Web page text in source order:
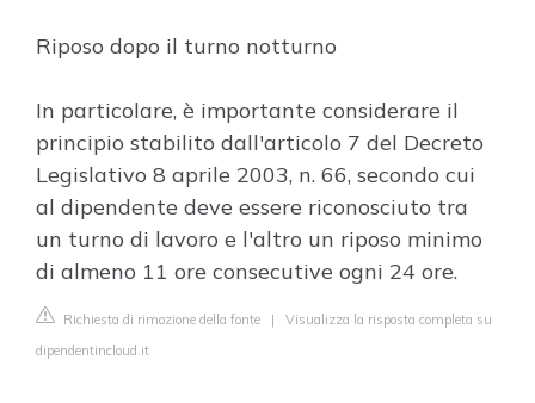
Riposo dopo il turno notturno
In particolare, è importante considerare il
principio stabilito dall'articolo 7 del Decreto
Legislativo 8 aprile 2003, n. 66, secondo cui
al dipendente deve essere riconosciuto tra
un turno di lavoro e l'altro un riposo minimo
di almeno 11 ore consecutive ogni 24 ore.
Richiesta di rimozione della fonte | Visualizza la risposta completa su
dipendentincloud.it